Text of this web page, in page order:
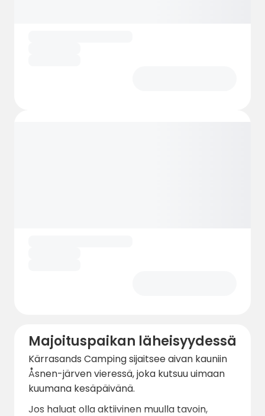
Majoituspaikan läheisyydessä
Kärrasands Camping sijaitsee aivan kauniin
Åsnen-järven vieressä, joka kutsuu uimaan
kuumana kesäpäivänä.
Jos haluat olla aktiivinen muulla tavoin,